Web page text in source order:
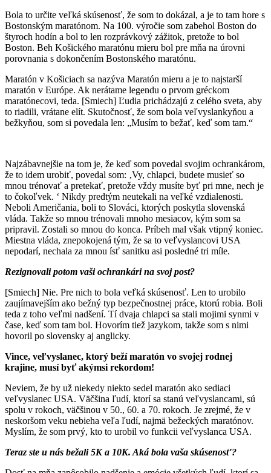
Bola to určite veľká skúsenosť, že som to dokázal, a je to tam hore s
Bostonským maratónom. Na 100. výročie som zabehol Boston do
štyroch hodín a bol to len rozprávkový zážitok, pretože to bol
Boston. Beh Košického maratónu mieru bol pre mňa na úrovni
porovnania s dokončením Bostonského maratónu.
Maratón v Košiciach sa nazýva Maratón mieru a je to najstarší
maratón v Európe. Ak nerátame legendu o prvom gréckom
maratónecovi, teda. [Smiech] Ľudia prichádzajú z celého sveta, aby
to riadili, vrátane elít. Skutočnosť, že som bola veľvyslankyňou a
bežkyňou, som si povedala len: „Musím to bežať, keď som tam.“
Najzábavnejšie na tom je, že keď som povedal svojim ochrankárom,
že to idem urobiť, povedal som: ‚Vy, chlapci, budete musieť so
mnou trénovať a pretekať, pretože vždy musíte byť pri mne, nech je
to čokoľvek. ‘ Nikdy predtým neutekali na veľké vzdialenosti.
Neboli Američania, boli to Slováci, ktorých poskytla slovenská
vláda. Takže so mnou trénovali mnoho mesiacov, kým som sa
pripravil. Zostali so mnou do konca. Príbeh mal však vtipný koniec.
Miestna vláda, znepokojená tým, že sa to veľvyslancovi USA
nepodarí, nechala za mnou ísť sanitku asi posledné tri míle.
Rezignovali potom vaši ochrankári na svoj post?
[Smiech] Nie. Pre nich to bola veľká skúsenosť. Len to urobilo
zaujímavejším ako bežný typ bezpečnostnej práce, ktorú robia. Boli
teda z toho veľmi nadšení. Tí dvaja chlapci sa stali mojimi synmi v
čase, keď som tam bol. Hovorím tiež jazykom, takže som s nimi
hovoril po slovensky aj anglicky.
Vince, veľvyslanec, ktorý beží maratón vo svojej rodnej
krajine, musí byť akýmsi rekordom!
Neviem, že by už niekedy niekto sedel maratón ako sediaci
veľvyslanec USA. Väčšina ľudí, ktorí sa stanú veľvyslancami, sú
spolu v rokoch, väčšinou v 50., 60. a 70. rokoch. Je zrejmé, že v
neskoršom veku nebieha veľa ľudí, najmä bežeckých maratónov.
Myslím, že som prvý, kto to urobil vo funkcii veľvyslanca USA.
Teraz ste u nás bežali 5K a 10K. Aká bola vaša skúsenosť?